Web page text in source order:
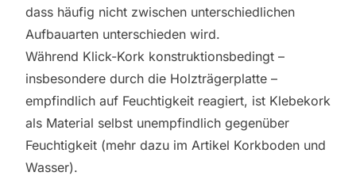
dass häufig nicht zwischen unterschiedlichen
Aufbauarten unterschieden wird.
Während Klick-Kork konstruktionsbedingt –
insbesondere durch die Holzträgerplatte –
empfindlich auf Feuchtigkeit reagiert, ist Klebekork
als Material selbst unempfindlich gegenüber
Feuchtigkeit (mehr dazu im Artikel Korkboden und
Wasser).